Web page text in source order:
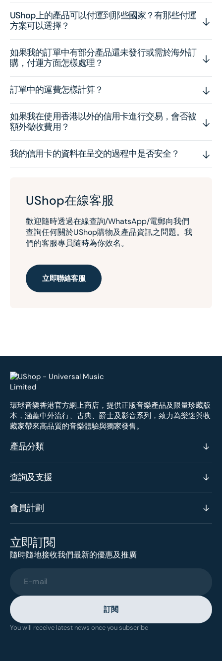
UShop上的產品可以付運到那些國家？有那些付運
方案可以選擇？
如果我的訂單中有部分產品還未發行或需於海外訂
購，付運方面怎樣處理？
訂單中的運費怎樣計算？
如果我在使用香港以外的信用卡進行交易，會否被
額外徵收費用？
我的信用卡的資料在呈交的過程中是否安全？
UShop在線客服
歡迎隨時透過在線查詢/WhatsApp/電郵向我們
查詢任何關於UShop購物及產品資訊之問題。我
們的客服專員隨時為你效名。
立即聯絡客服
環球音樂香港官方網上商店，提供正版音樂產品及限量珍藏版
本，涵蓋中外流行、古典、爵士及影音系列，致力為樂迷與收
藏家帶來高品質的音樂體驗與獨家發售。
產品分類
查詢及支援
會員計劃
立即訂閱
隨時隨地接收我們最新的優惠及推廣
E-mail
訂閱
You will receive latest news once you subscribe